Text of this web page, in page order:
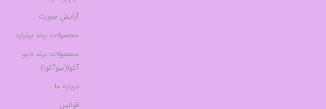
آرایش صورت
محصولات برند بیلیارد
محصولات برند بایو
آکوا(بیوآکوا)
درباره ما
قوانین